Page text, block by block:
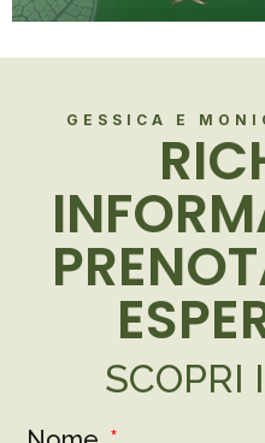
GESSICA E
SCOPRI